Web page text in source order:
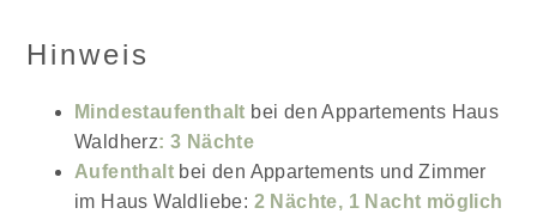
Hinweis
Mindestaufenthalt bei den Appartements Haus
Waldherz: 3 Nächte
Aufenthalt bei den Appartements und Zimmer
im Haus Waldliebe: 2 Nächte, 1 Nacht möglich